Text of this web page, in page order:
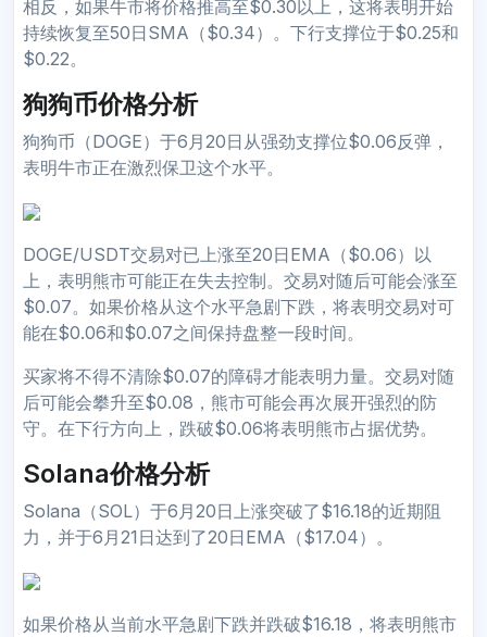
相反，如果牛市将价格推高至$0.30以上，这将表明开始
持续恢复至50日SMA（$0.34）。下行支撑位于$0.25和
$0.22。
狗狗币价格分析
狗狗币（DOGE）于6月20日从强劲支撑位$0.06反弹，
表明牛市正在激烈保卫这个水平。
DOGE/USDT交易对已上涨至20日EMA（$0.06）以
上，表明熊市可能正在失去控制。交易对随后可能会涨至
$0.07。如果价格从这个水平急剧下跌，将表明交易对可
能在$0.06和$0.07之间保持盘整一段时间。
买家将不得不清除$0.07的障碍才能表明力量。交易对随
后可能会攀升至$0.08，熊市可能会再次展开强烈的防
守。在下行方向上，跌破$0.06将表明熊市占据优势。
Solana价格分析
Solana（SOL）于6月20日上涨突破了$16.18的近期阻
力，并于6月21日达到了20日EMA（$17.04）。
如果价格从当前水平急剧下跌并跌破$16.18，将表明熊市